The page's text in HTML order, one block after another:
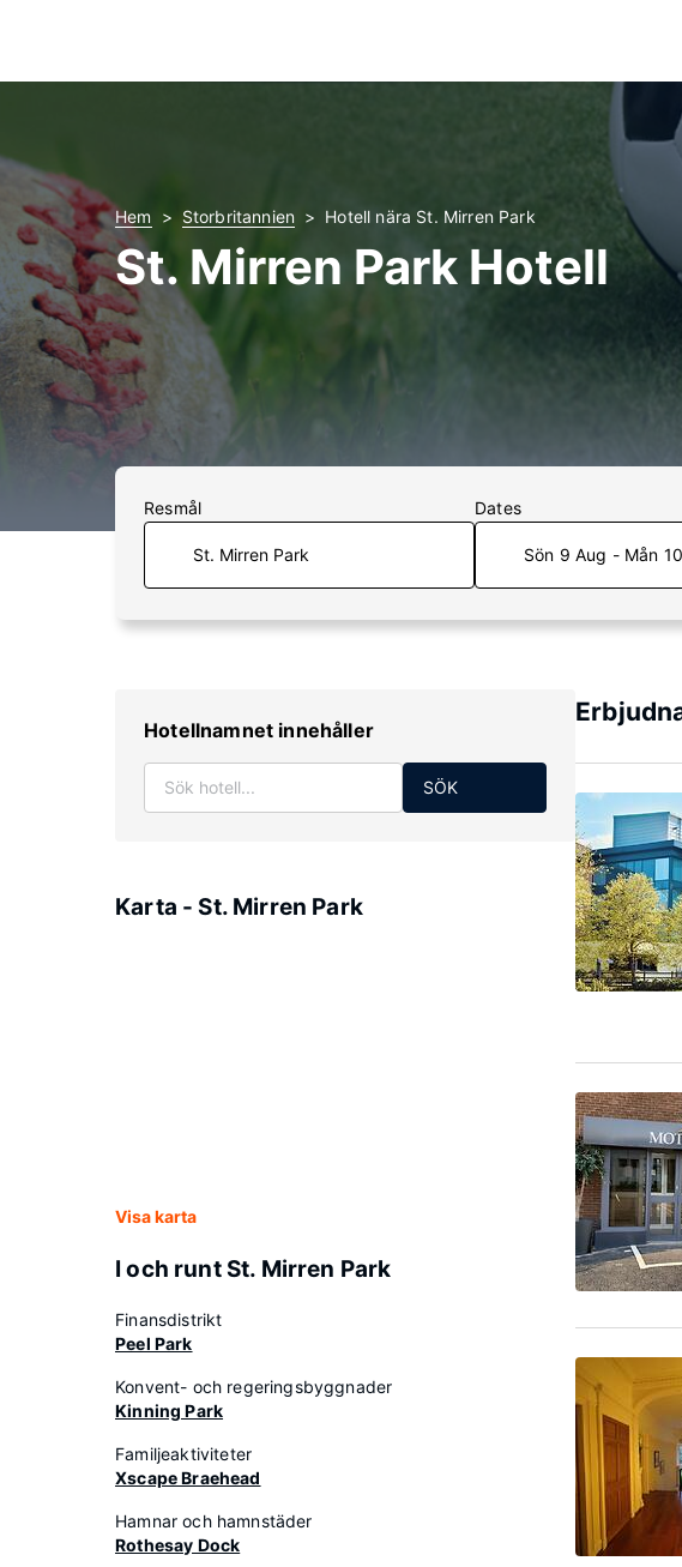
Hem Storbritannien Hotell nära St. Mirren Park
St. Mirren Park Hotell
Resmål Dates
Sön 9 Aug - Mån
Hotellnamnet innehåller
SÖK
Karta - St. Mirren Park
Visa karta
I och runt St. Mirren Park
Finansdistrikt
Peel Park
Konvent- och regeringsbyggnader
Kinning Park
Familjeaktiviteter
Xscape Braehead
Hamnar och hamnstäder
Rothesay Dock